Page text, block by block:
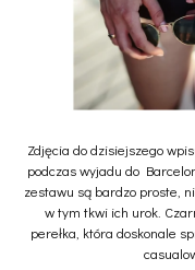
Zdjęcia do dzisiejszego
podczas wyjadu do
zestawu są bardzo proste,
w tym tkwi ich urok.
perełka, która doskonale